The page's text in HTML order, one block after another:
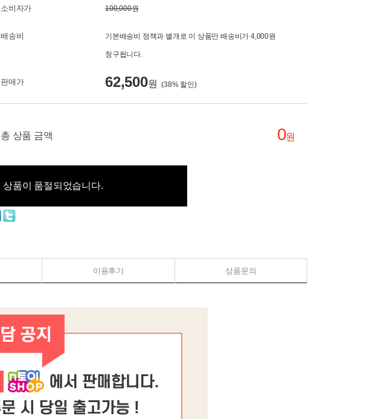
소비자가 100,000원
배송비 기본배송비 정책과 별개로 이 상품만 배송비가 4,000원
청구됩니다.
판매가 62,500원 (38% 할인)
총 상품 금액 0원
상품이 품절되었습니다.
이용후기 상품문의